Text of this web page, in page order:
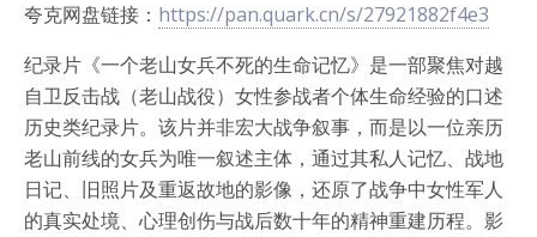
夸克网盘链接： https://pan.quark.cn/s/27921882f4e3
纪录片《一个老山女兵不死的生命记忆》是一部聚焦对越
自卫反击战（老山战役）女性参战者个体生命经验的口述
历史类纪录片。该片并非宏大战争叙事，而是以一位亲历
老山前线的女兵为唯一叙述主体，通过其私人记忆、战地
日记、旧照片及重返故地的影像，还原了战争中女性军人
的真实处境、心理创伤与战后数十年的精神重建历程。影